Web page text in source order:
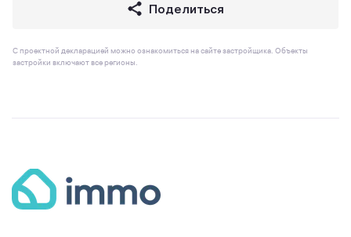
Поделиться
С проектной декларацией можно ознакомиться на сайте застройщика. Объекты
застройки включают все регионы.